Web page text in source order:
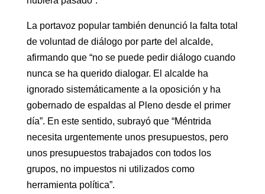
La portavoz popular también denunció la falta total
de voluntad de diálogo por parte del alcalde,
afirmando que “no se puede pedir diálogo cuando
nunca se ha querido dialogar. El alcalde ha
ignorado sistemáticamente a la oposición y ha
gobernado de espaldas al Pleno desde el primer
día”. En este sentido, subrayó que “Méntrida
necesita urgentemente unos presupuestos, pero
unos presupuestos trabajados con todos los
grupos, no impuestos ni utilizados como
herramienta política”.